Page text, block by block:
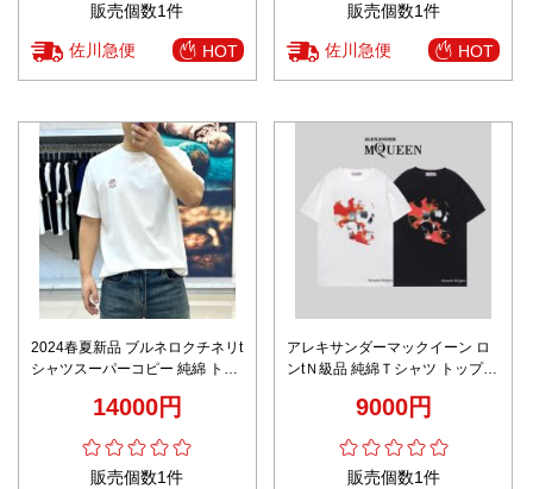
販売個数1件
佐川急便 HOT
販売個数1件
佐川急便 HOT
2024春夏新品 ブルネロクチネリt
シャツスーパーコピー 純綿 トッ
14000円
販売個数1件
アレキサンダーマックイーン ロ
ンtＮ級品 純綿Ｔシャツ トップス
9000円
販売個数1件